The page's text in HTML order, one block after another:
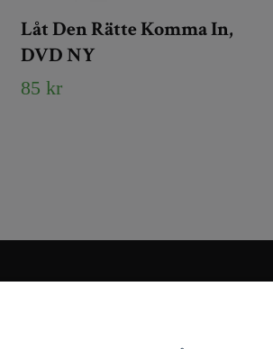
Låt Den Rätte Komma In,
DVD NY
85 kr